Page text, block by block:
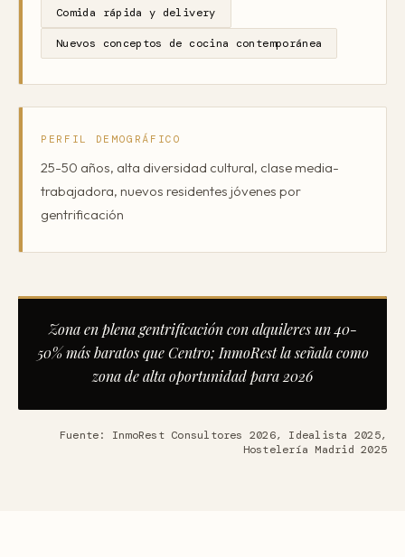
Comida rápida y delivery
Nuevos conceptos de cocina contemporánea
PERFIL DEMOGRÁFICO
25-50 años, alta diversidad cultural, clase media-
trabajadora, nuevos residentes jóvenes por
gentrificación
Zona en plena gentrificación con alquileres un 40-
50% más baratos que Centro; InmoRest la señala como
zona de alta oportunidad para 2026
Fuente: InmoRest Consultores 2026, Idealista 2025,
Hostelería Madrid 2025